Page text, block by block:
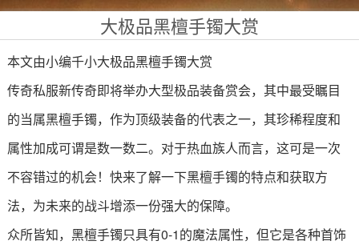
大极品黑檀手镯大赏
本文由小编千小大极品黑檀手镯大赏
传奇私服新传奇即将举办大型极品装备赏会，其中最受瞩目
的当属黑檀手镯，作为顶级装备的代表之一，其珍稀程度和
属性加成可谓是数一数二。对于热血族人而言，这可是一次
不容错过的机会！快来了解一下黑檀手镯的特点和获取方
法，为未来的战斗增添一份强大的保障。
众所皆知，黑檀手镯只具有0-1的魔法属性，但它是各种首饰